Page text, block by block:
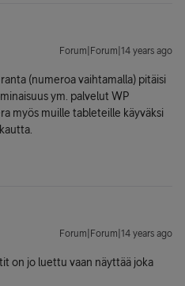
Forum|Forum|14 years ago
(numeroa vaihtamalla) pitäisi
ym. palvelut WP
myös muille tableteille käyväksi
Forum|Forum|14 years ago
on jo luettu vaan näyttää joka